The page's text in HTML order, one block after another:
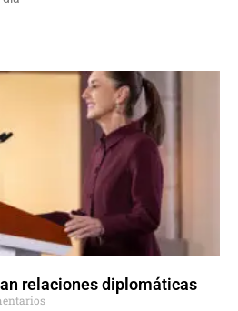
relaciones diplomáticas